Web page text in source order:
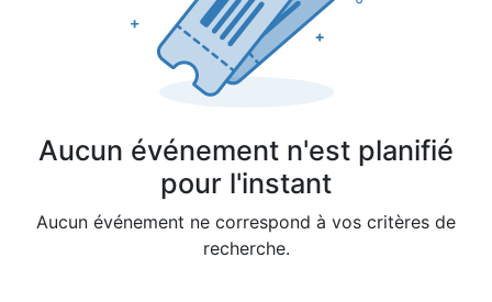
Aucun événement n'est planifié
pour l'instant
Aucun événement ne correspond à vos critères de
recherche.